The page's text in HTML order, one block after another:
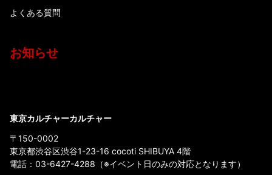
よくある質問
お知らせ
東京カルチャーカルチャー
〒150-0002
東京都渋谷区渋谷1-23-16 cocoti SHIBUYA 4階
電話： 03-6427-4288 （※イベント日のみの対応となります）